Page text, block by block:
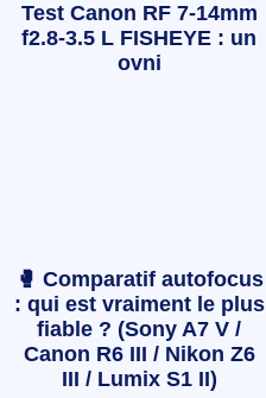
Test Canon RF 7-14mm
f2.8-3.5 L FISHEYE : un
ovni
🥊 Comparatif autofocus
: qui est vraiment le plus
fiable ? (Sony A7 V /
Canon R6 III / Nikon Z6
III / Lumix S1 II)